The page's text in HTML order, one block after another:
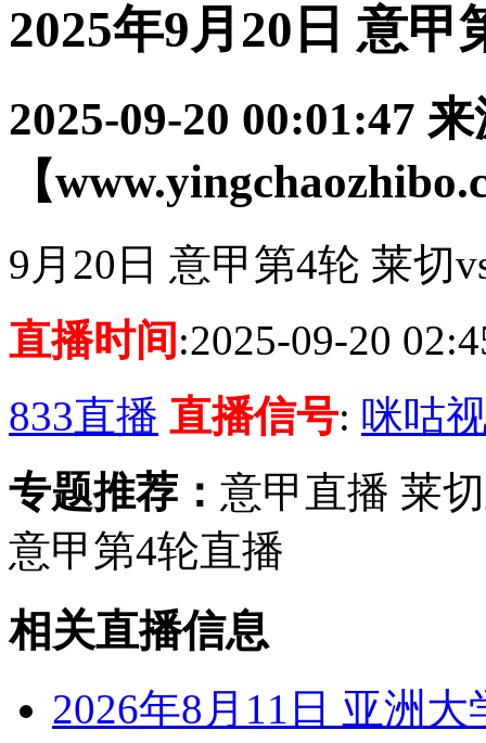
2025年9月20日 意
2025-09-20 00:01:47 来
【
9月20日 意甲第4轮 莱切
直播时间 :2025-09-20
833直播 直播信号: 咪咕
专题推荐： 意甲直播 莱
意甲第4轮直播
相关直播信息
2026年8月11日 亚洲